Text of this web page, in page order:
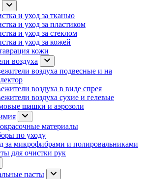
и уход за тканью
и уход за пластиком
и уход за стеклом
и уход за кожей
кожи
воздуха
воздуха подвесные и на
воздуха в виде спрея
воздуха сухие и гелевые
шашки и аэрозоли
материалы
по уходу
за микрофибрами и полировальниками
для очистки рук
пасты